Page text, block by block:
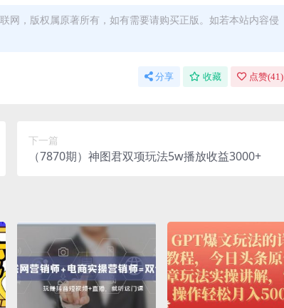
网，版权属原著所有，如有需要请购买正版。如若本站内容侵
分享 收藏 点赞(41)
下一篇
（7870期）神图君双项玩法5w播放收益3000+